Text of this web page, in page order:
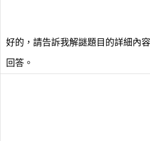
好的，請告訴我解謎題目的詳細內
回答。